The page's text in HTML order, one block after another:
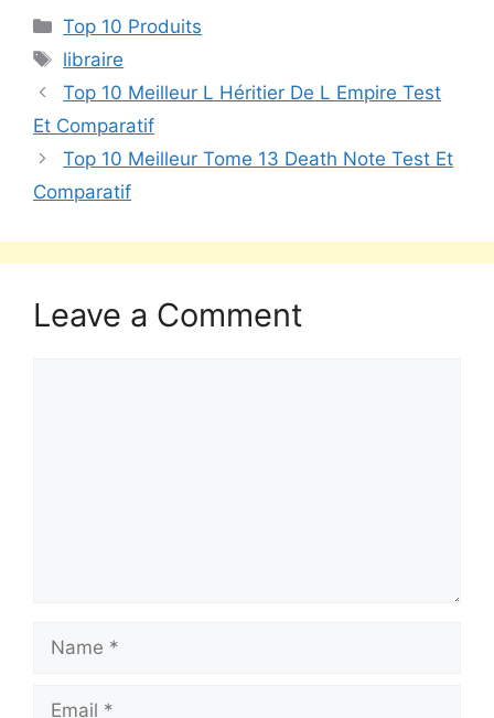
Top 10 Produits
libraire
Top 10 Meilleur L Héritier De L Empire Test
Et Comparatif
Top 10 Meilleur Tome 13 Death Note Test Et
Comparatif
Leave a Comment